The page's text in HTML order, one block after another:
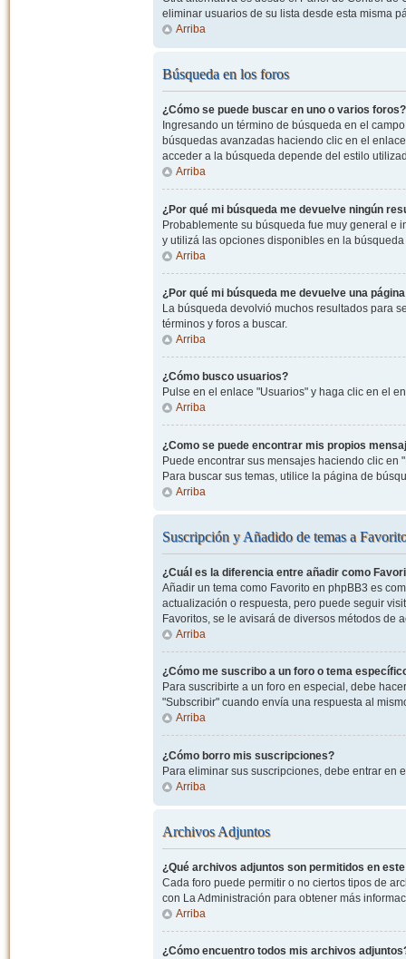
eliminar usuarios de su lista desde esta misma
Arriba
Búsqueda en los foros
¿Cómo se puede buscar en uno o varios foros?
Ingresando un término de búsqueda en el
búsquedas avanzadas haciendo clic en el
acceder a la búsqueda depende del estilo
Arriba
¿Por qué mi búsqueda me devuelve ningún
Probablemente su búsqueda fue muy general e
y utilizá las opciones disponibles en la
Arriba
¿Por qué mi búsqueda me devuelve una
La búsqueda devolvió muchos resultados para
términos y foros a buscar.
Arriba
¿Cómo busco usuarios?
Pulse en el enlace "Usuarios" y haga clic en el
Arriba
¿Como se puede encontrar mis propios
Puede encontrar sus mensajes haciendo clic en
Para buscar sus temas, utilice la página de
Arriba
Suscripción y Añadido de temas a
¿Cuál es la diferencia entre añadir como
Añadir un tema como Favorito en phpBB3 es
actualización o respuesta, pero puede seguir
Favoritos, se le avisará de diversos métodos de
Arriba
¿Cómo me suscribo a un foro o tema
Para suscribirte a un foro en especial, debe
"Subscribir" cuando envía una respuesta al
Arriba
¿Cómo borro mis suscripciones?
Para eliminar sus suscripciones, debe entrar en
Arriba
Archivos Adjuntos
¿Qué archivos adjuntos son permitidos en
Cada foro puede permitir o no ciertos tipos de
con La Administración para obtener más
Arriba
¿Cómo encuentro todos mis archivos